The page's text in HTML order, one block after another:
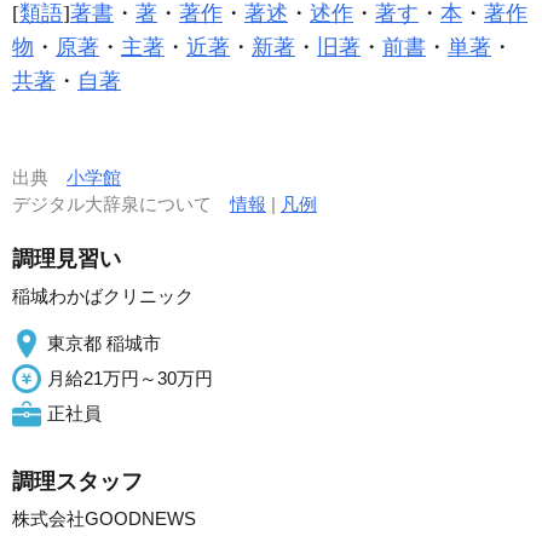
[類語]著書 ・ 著 ・ 著作 ・ 著述 ・ 述作 ・ 著す ・ 本 ・ 著作
物 ・ 原著 ・ 主著 ・ 近著 ・ 新著 ・ 旧著 ・ 前書 ・ 単著 ・
共著 ・ 自著
出典 小学館
デジタル大辞泉について情報 | 凡例
調理見習い
稲城わかばクリニック
東京都 稲城市
月給21万円～30万円
正社員
調理スタッフ
株式会社GOODNEWS